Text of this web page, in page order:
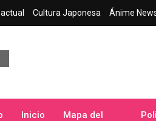
Cultura Japonesa Ánime
Inicio Mapa del